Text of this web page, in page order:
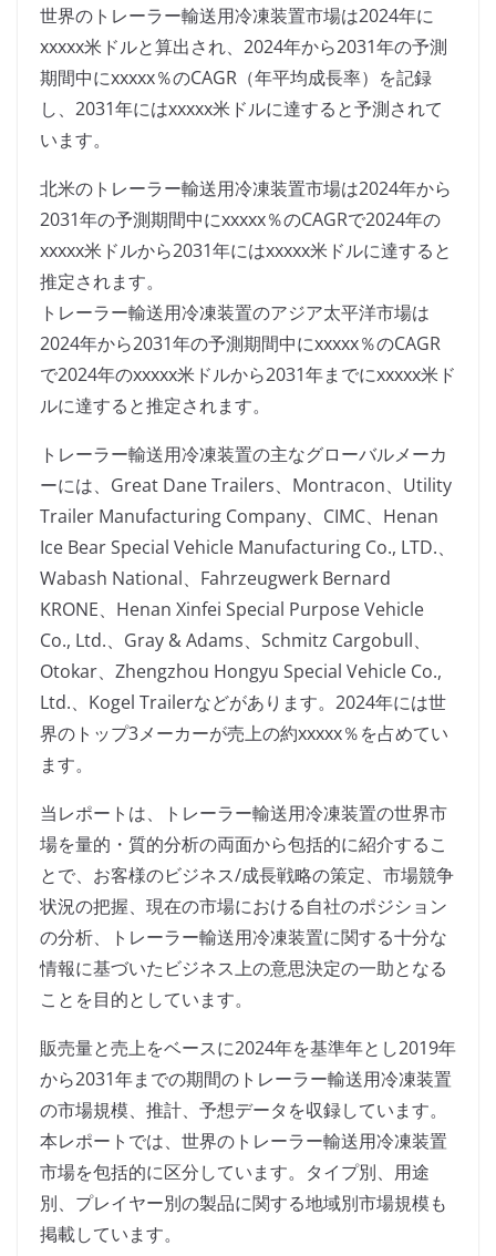
世界のトレーラー輸送用冷凍装置市場は2024年に
xxxxx米ドルと算出され、2024年から2031年の予測
期間中にxxxxx％のCAGR（年平均成長率）を記録
し、2031年にはxxxxx米ドルに達すると予測されて
います。
北米のトレーラー輸送用冷凍装置市場は2024年から
2031年の予測期間中にxxxxx％のCAGRで2024年の
xxxxx米ドルから2031年にはxxxxx米ドルに達すると
推定されます。
トレーラー輸送用冷凍装置のアジア太平洋市場は
2024年から2031年の予測期間中にxxxxx％のCAGR
で2024年のxxxxx米ドルから2031年までにxxxxx米ド
ルに達すると推定されます。
トレーラー輸送用冷凍装置の主なグローバルメーカ
ーには、Great Dane Trailers、Montracon、Utility
Trailer Manufacturing Company、CIMC、Henan
Ice Bear Special Vehicle Manufacturing Co., LTD.、
Wabash National、Fahrzeugwerk Bernard
KRONE、Henan Xinfei Special Purpose Vehicle
Co., Ltd.、Gray & Adams、Schmitz Cargobull、
Otokar、Zhengzhou Hongyu Special Vehicle Co.,
Ltd.、Kogel Trailerなどがあります。2024年には世
界のトップ3メーカーが売上の約xxxxx％を占めてい
ます。
当レポートは、トレーラー輸送用冷凍装置の世界市
場を量的・質的分析の両面から包括的に紹介するこ
とで、お客様のビジネス/成長戦略の策定、市場競争
状況の把握、現在の市場における自社のポジション
の分析、トレーラー輸送用冷凍装置に関する十分な
情報に基づいたビジネス上の意思決定の一助となる
ことを目的としています。
販売量と売上をベースに2024年を基準年とし2019年
から2031年までの期間のトレーラー輸送用冷凍装置
の市場規模、推計、予想データを収録しています。
本レポートでは、世界のトレーラー輸送用冷凍装置
市場を包括的に区分しています。タイプ別、用途
別、プレイヤー別の製品に関する地域別市場規模も
掲載しています。